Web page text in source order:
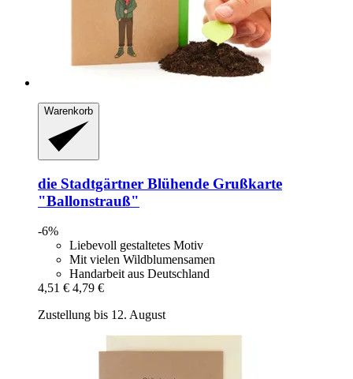
Warenkorb
die Stadtgärtner Blühende Grußkarte
"Ballonstrauß"
-6%
Liebevoll gestaltetes Motiv
Mit vielen Wildblumensamen
Handarbeit aus Deutschland
4,51 € 4,79 €
Zustellung bis 12. August